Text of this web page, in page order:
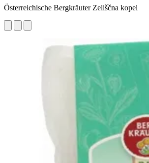
Österreichische Bergkräuter Zeliščna kopel